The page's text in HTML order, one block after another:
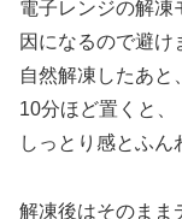
電子レンジの解凍
因になるので避け
自然解凍したあと
10分ほど置くと、
しっとり感とふん
解凍後はそのまま